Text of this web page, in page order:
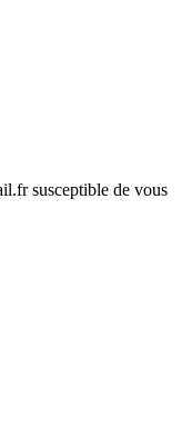
susceptible de vous